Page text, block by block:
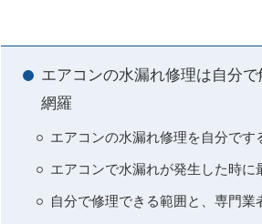
エアコンの水漏れ修理は自分
網羅
エアコンの水漏れ修理を自分で
エアコンで水漏れが発生した時
自分で修理できる範囲と、専門